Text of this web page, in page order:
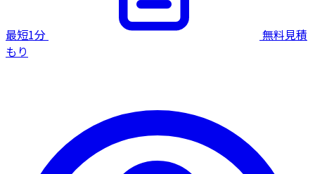
最短1分
無料見積
もり